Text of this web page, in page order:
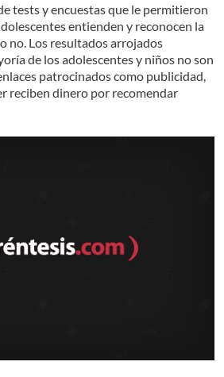
tests y encuestas que le permitieron
entienden y reconocen la
no. Los resultados arrojados
de los adolescentes y niños no son
patrocinados como publicidad,
reciben dinero por recomendar